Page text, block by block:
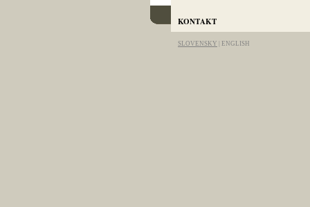
KONTAKT
SLOVENSKY ENGLISH
info@artgallery-pallas.com